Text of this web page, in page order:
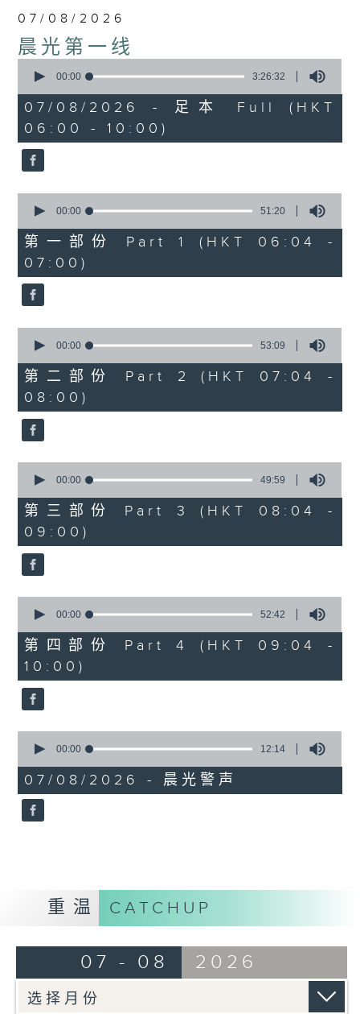
07/08/2026
晨光第一线
seconds
3
hours,
26
minutes,
32
seconds
00:00 3:26:32
07/08/2026 - 足本 Full (HKT
06:00 - 10:00)
seconds
51
minutes,
20
seconds
00:00 51:20
第一部份 Part 1 (HKT 06:04 -
07:00)
seconds
53
minutes,
9
seconds
00:00 53:09
第二部份 Part 2 (HKT 07:04 -
08:00)
seconds
49
minutes,
59
seconds
00:00 49:59
第三部份 Part 3 (HKT 08:04 -
09:00)
seconds
52
minutes,
42
seconds
00:00 52:42
第四部份 Part 4 (HKT 09:04 -
10:00)
seconds
12
minutes,
14
seconds
00:00 12:14
07/08/2026 - 晨光警声
重温 CATCHUP
07 - 08 2026